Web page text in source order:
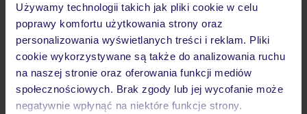
Używamy technologii takich jak pliki cookie w celu
poprawy komfortu użytkowania strony oraz
personalizowania wyświetlanych treści i reklam. Pliki
cookie wykorzystywane są także do analizowania ruchu
na naszej stronie oraz oferowania funkcji mediów
społecznościowych. Brak zgody lub jej wycofanie może
negatywnie wpłynąć na niektóre funkcje strony.
Hotel
Opinie
Pokoje